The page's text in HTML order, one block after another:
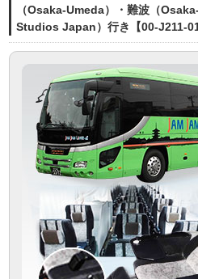
（Osaka-Umeda）・難波（
Studios Japan）行き【00-J211-01